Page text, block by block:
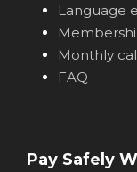
Language
Monthly
FAQ
Pay Safely